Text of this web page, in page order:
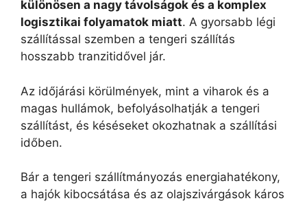
különösen a nagy távolságok és a komplex
logisztikai folyamatok miatt. A gyorsabb légi
szállítással szemben a tengeri szállítás
hosszabb tranzitidővel jár.
Az időjárási körülmények, mint a viharok és a
magas hullámok, befolyásolhatják a tengeri
szállítást, és késéseket okozhatnak a szállítási
időben.
Bár a tengeri szállítmányozás energiahatékony,
a hajók kibocsátása és az olajszivárgások káros